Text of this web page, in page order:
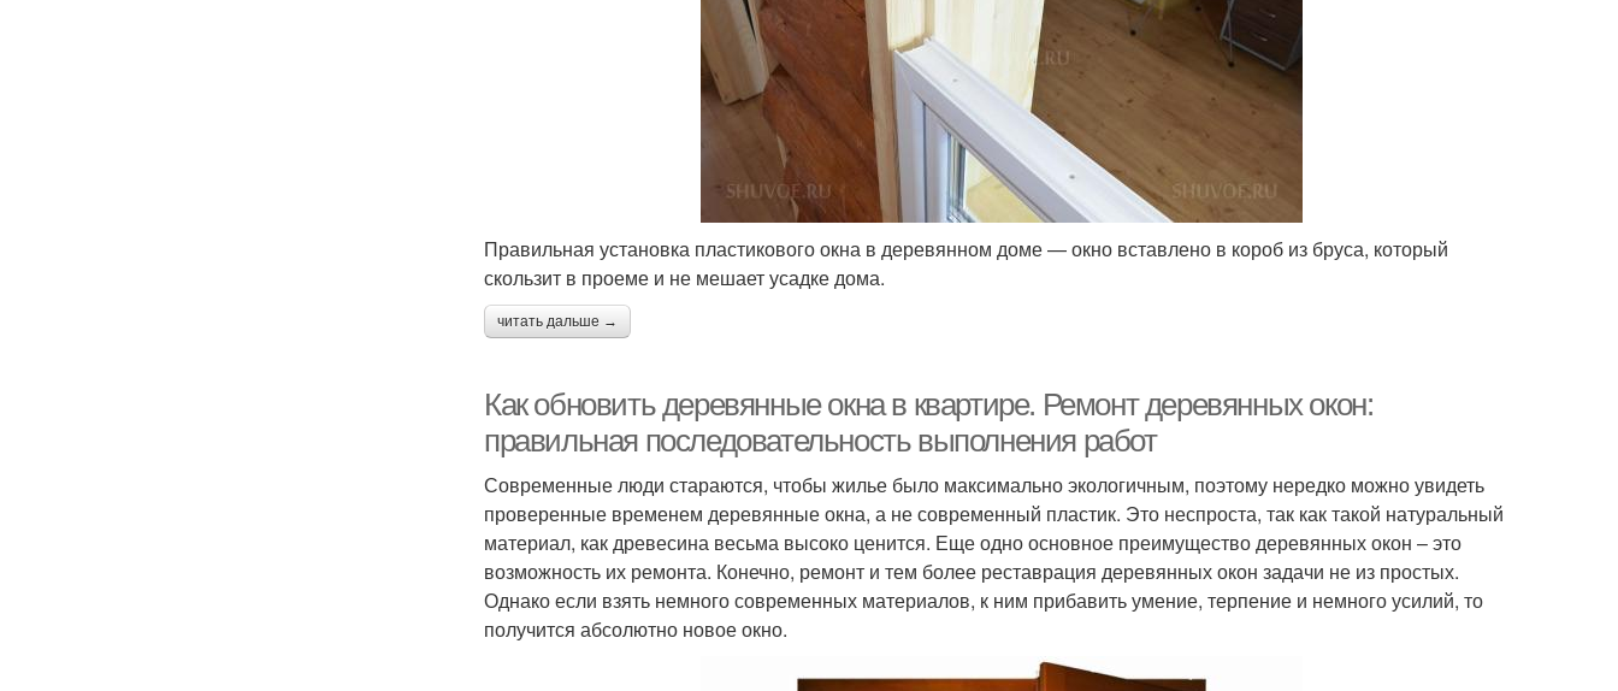
Правильная установка пластикового окна в деревянном доме — окно вставлено в короб из бруса, который
скользит в проеме и не мешает усадке дома.
читать дальше →
Как обновить деревянные окна в квартире. Ремонт деревянных окон:
правильная последовательность выполнения работ
Современные люди стараются, чтобы жилье было максимально экологичным, поэтому нередко можно увидеть
проверенные временем деревянные окна, а не современный пластик. Это неспроста, так как такой натуральный
материал, как древесина весьма высоко ценится. Еще одно основное преимущество деревянных окон – это
возможность их ремонта. Конечно, ремонт и тем более реставрация деревянных окон задачи не из простых.
Однако если взять немного современных материалов, к ним прибавить умение, терпение и немного усилий, то
получится абсолютно новое окно.